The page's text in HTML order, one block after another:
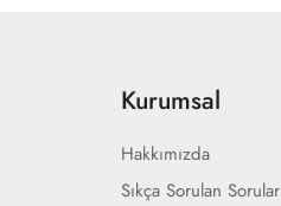
Kurumsal
Hakkımızda
Sıkça Sorulan Sorular